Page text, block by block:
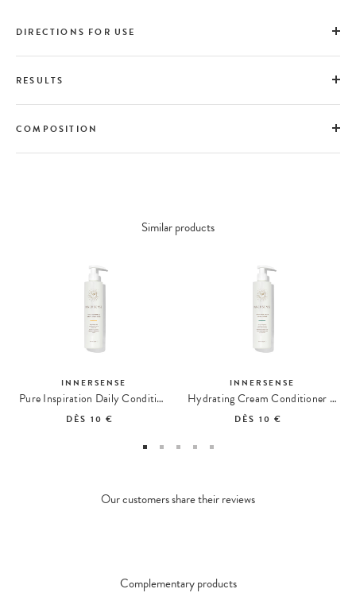
DIRECTIONS FOR USE
RESULTS
COMPOSITION
Similar products
INNERSENSE
Pure Inspiration Daily Conditioner Conditioner
DÈS 10 €
INNERSENSE
Hydrating Cream Conditioner Après-Shampoing Hydratant
DÈS 10 €
Our customers share their reviews
Complementary products